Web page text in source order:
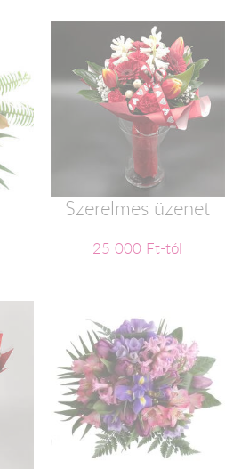
Szerelmes üzenet
25 000 Ft-tól